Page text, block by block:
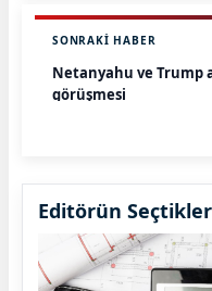
SONRAKI HABER
Netanyahu ve Trump
görüşmesi
Editörün